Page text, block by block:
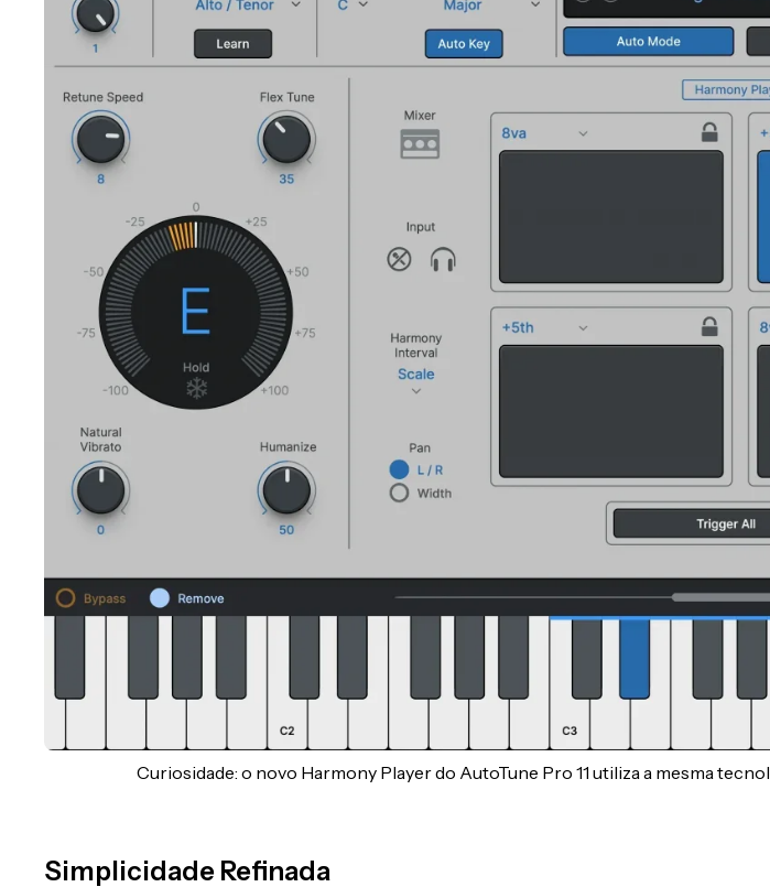
Curiosidade: o novo Harmony Player do AutoTune Pro 11 utiliza a mesma
Simplicidade Refinada